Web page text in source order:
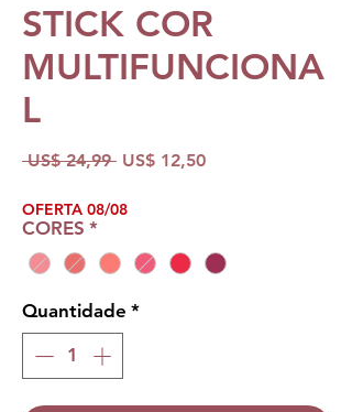
STICK COR
MULTIFUNCIONA
L
US$ 24,99 Preço
US$ 12,50Preço
OFERTA 08/08
CORES *
Quantidade *